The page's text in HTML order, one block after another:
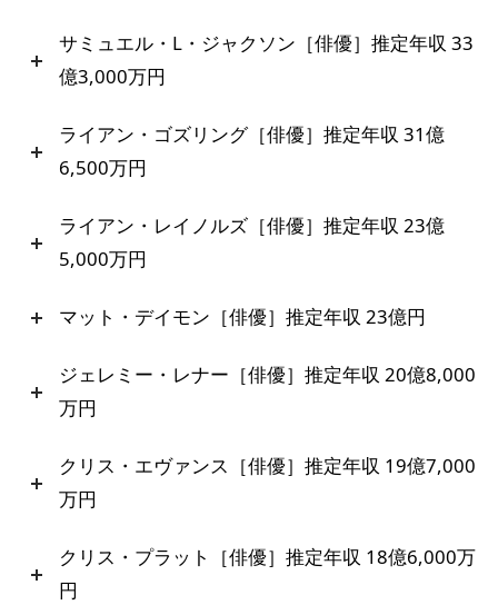
サミュエル・L・ジャクソン［俳優］推定年収 33
億3,000万円
ライアン・ゴズリング［俳優］推定年収 31億
6,500万円
ライアン・レイノルズ［俳優］推定年収 23億
5,000万円
マット・デイモン［俳優］推定年収 23億円
ジェレミー・レナー［俳優］推定年収 20億8,000
万円
クリス・エヴァンス［俳優］推定年収 19億7,000
万円
クリス・プラット［俳優］推定年収 18億6,000万
円